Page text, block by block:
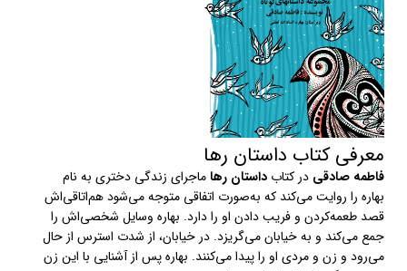
معرفی کتاب داستان رها
فاطمه صادقی در کتاب داستان رهاماجرای زندگی دختری به نام
بهاره را روایت می‌کند که به‌صورت اتفاقی متوجه‌ می‌شود هم‌اتاقی‌اش
قصد طعمه‌کردن و فریب‌ دادن او را دارد. بهاره وسایل شخصی‌اش را
جمع می‌کند و به خیابان می‌گریزد. در خیابان، از شدت استرس از حال
می‌رود و زن و مردی او را پیدا می‌کنند. بهاره پس از آشنایی با این زن